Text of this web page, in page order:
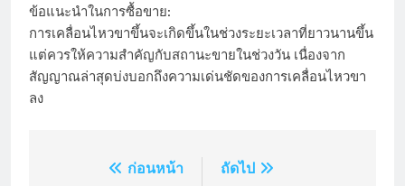
ข้อแนะนำในการซื้อขาย:
การเคลื่อนไหวขาขึ้นจะเกิดขึ้นในช่วงระยะเวลาที่ยาวนานขึ้น
แต่ควรให้ความสำคัญกับสถานะขายในช่วงวัน เนื่องจาก
สัญญาณล่าสุดบ่งบอกถึงความเด่นชัดของการเคลื่อนไหวขา
ลง
แนะแนว ก่อนหน้า
ถัดไป